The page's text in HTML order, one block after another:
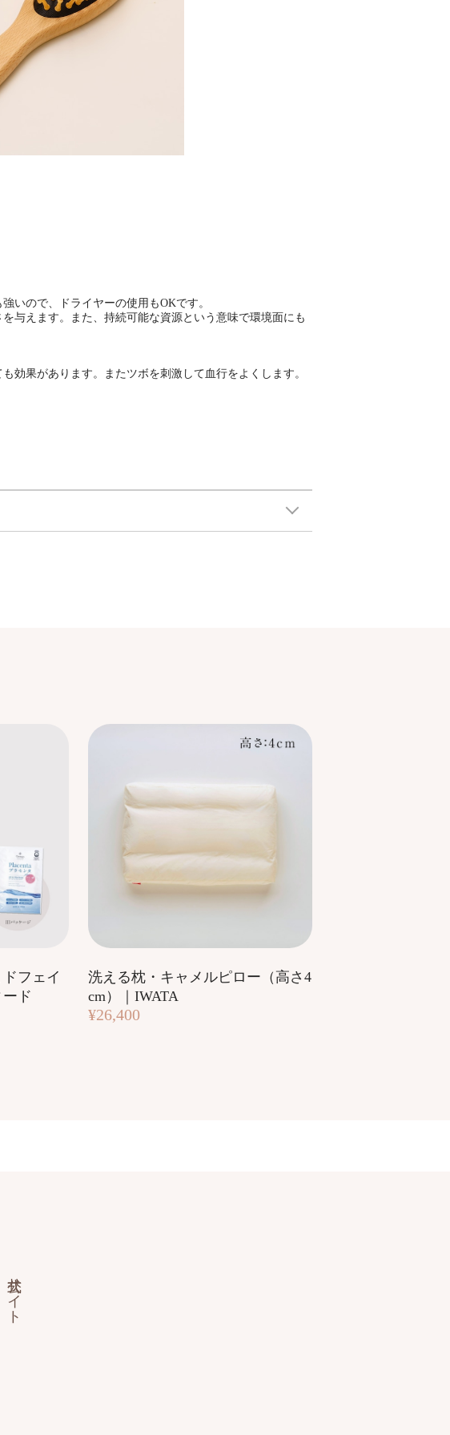
いので、ドライヤーの使用もOKです。
与えます。また、持続可能な資源という意味で環境面にも
効果があります。またツボを刺激して血行をよくします。
ドフェイ
ド
洗える枕・キャメルピロー（高さ4
cm）｜IWATA
¥26,400
公式サイト